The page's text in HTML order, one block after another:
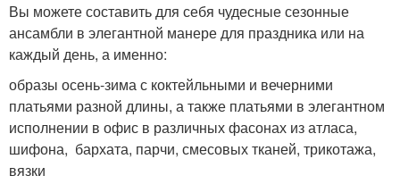
Вы можете составить для себя чудесные сезонные
ансамбли в элегантной манере для праздника или на
каждый день, а именно:
образы осень-зима с коктейльными и вечерними
платьями разной длины, а также платьями в элегантном
исполнении в офис в различных фасонах из атласа,
шифона, бархата, парчи, смесовых тканей, трикотажа,
вязки